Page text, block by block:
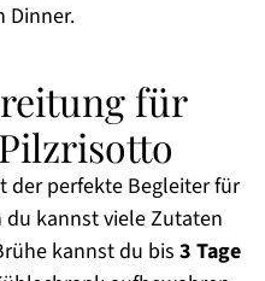
Dinner.
für
der perfekte Begleiter für
du kannst viele Zutaten
kannst du bis 3 Tage